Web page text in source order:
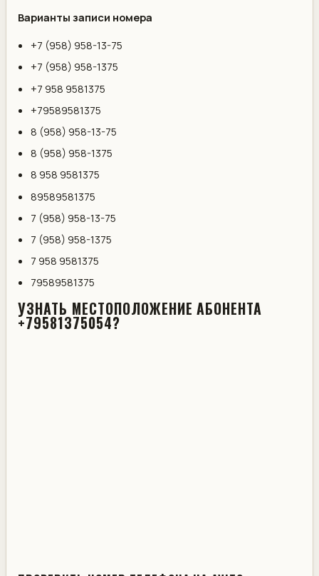
Варианты записи номера
+7 (958) 958-13-75
+7 (958) 958-1375
+7 958 9581375
+79589581375
8 (958) 958-13-75
8 (958) 958-1375
8 958 9581375
89589581375
7 (958) 958-13-75
7 (958) 958-1375
7 958 9581375
79589581375
УЗНАТЬ МЕСТОПОЛОЖЕНИЕ АБОНЕНТА
+79581375054?